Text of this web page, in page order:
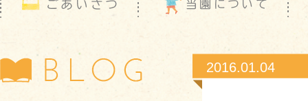
2016.01.04